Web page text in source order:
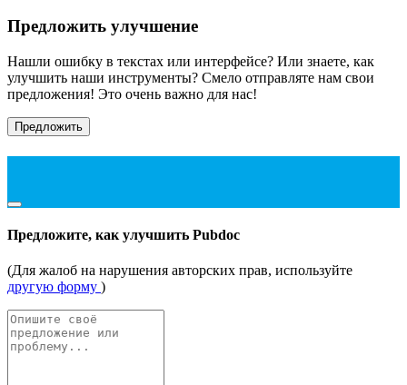
Предложить улучшение
Нашли ошибку в текстах или интерфейсе? Или знаете, как
улучшить наши инструменты? Смело отправляте нам свои
предложения! Это очень важно для нас!
Предложить
Предложите, как улучшить Pubdoc
(Для жалоб на нарушения авторских прав, используйте
другую форму )